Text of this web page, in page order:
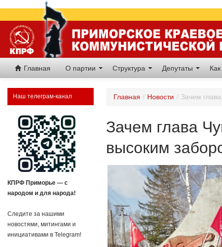
Главная О партии Структура Депутаты
Наш телеграм-канал
КПРФ Приморье — с
народом и для народа!
Следите за нашими
новостями, митингами и
инициативами в Telegram!
Главная / Новости / Зачем
Зачем глава
высоким